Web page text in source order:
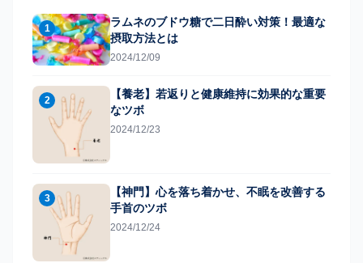
1
ラムネのブドウ糖で二日酔い対策！最適な
摂取方法とは
2024/12/09
2
【養老】若返りと健康維持に効果的な重要
なツボ
2024/12/23
3
【神門】心を落ち着かせ、不眠を改善する
手首のツボ
2024/12/24